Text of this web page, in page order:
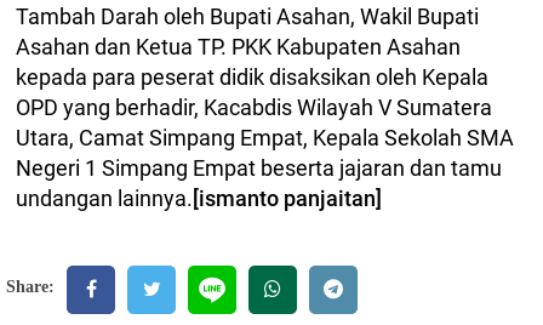
Tambah Darah oleh Bupati Asahan, Wakil Bupati
Asahan dan Ketua TP. PKK Kabupaten Asahan
kepada para peserat didik disaksikan oleh Kepala
OPD yang berhadir, Kacabdis Wilayah V Sumatera
Utara, Camat Simpang Empat, Kepala Sekolah SMA
Negeri 1 Simpang Empat beserta jajaran dan tamu
undangan lainnya.[ismanto panjaitan]
Share: